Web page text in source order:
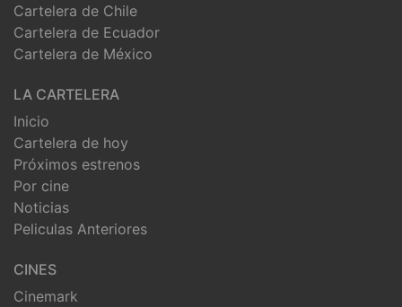
Cartelera de Chile
Cartelera de Ecuador
Cartelera de México
LA CARTELERA
Inicio
Cartelera de hoy
Próximos estrenos
Por cine
Noticias
Peliculas Anteriores
CINES
Cinemark